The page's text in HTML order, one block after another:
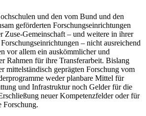
und den vom Bund und den
geförderten Forschungseinrichtungen
Zuse-Gemeinschaft – und weitere in ihrer
– nicht ausreichend
vor allem ein auskömmlicher und
Rahmen für ihre Transferarbeit. Bislang
mittelständisch geprägten Forschung vom
weder planbare Mittel für
und Infrastruktur noch Gelder für die
neuer Kompetenzfelder oder für
Forschung.